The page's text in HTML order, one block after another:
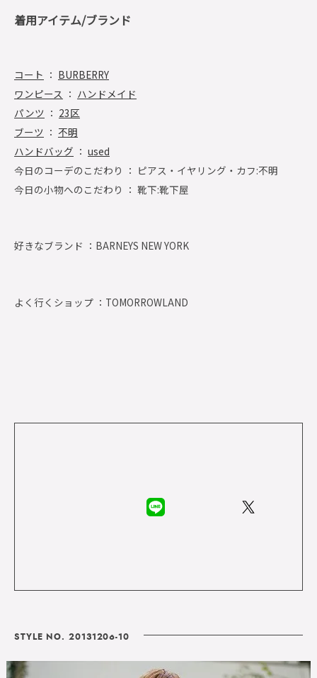
着用アイテム/ブランド
コート ： BURBERRY
ワンピース ： ハンドメイド
パンツ ： 23区
ブーツ ： 不明
ハンドバッグ ： used
今日のコーデのこだわり ： ピアス・イヤリング・カフ:不明
今日の小物へのこだわり ： 靴下:靴下屋
好きなブランド ： BARNEYS NEW YORK
よく行くショップ ： TOMORROWLAND
STYLE NO. 20131206-10